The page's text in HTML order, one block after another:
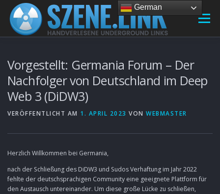
Zum Inhalt springen
Menü
PARTNERSEITEN
Vorgestellt: Germania Forum – Der
Nachfolger von Deutschland im Deep
Web 3 (DiDW3)
VERÖFFENTLICHT AM 1. APRIL 2023 VON WEBMASTER
Herzlich Willkommen bei Germania,
nach der Schließung des DiDW3 und Sudos Verhaftung im Jahr 2022
fehlte der deutschsprachigen Community eine geeignete Plattform für
den Austausch untereinander. Um diese große Lücke zu schließen,
German